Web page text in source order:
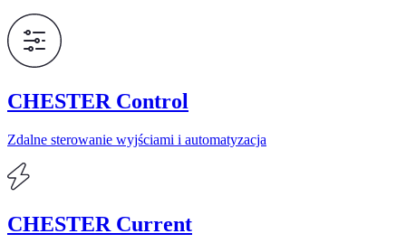
CHESTER Control
Zdalne sterowanie wyjściami i automatyzacja
CHESTER Current